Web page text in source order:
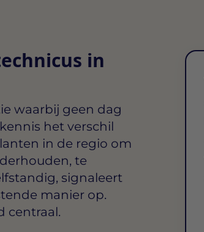
in
waarbij geen dag
het verschil
in de regio om
te
signaleert
manier op.
centraal.